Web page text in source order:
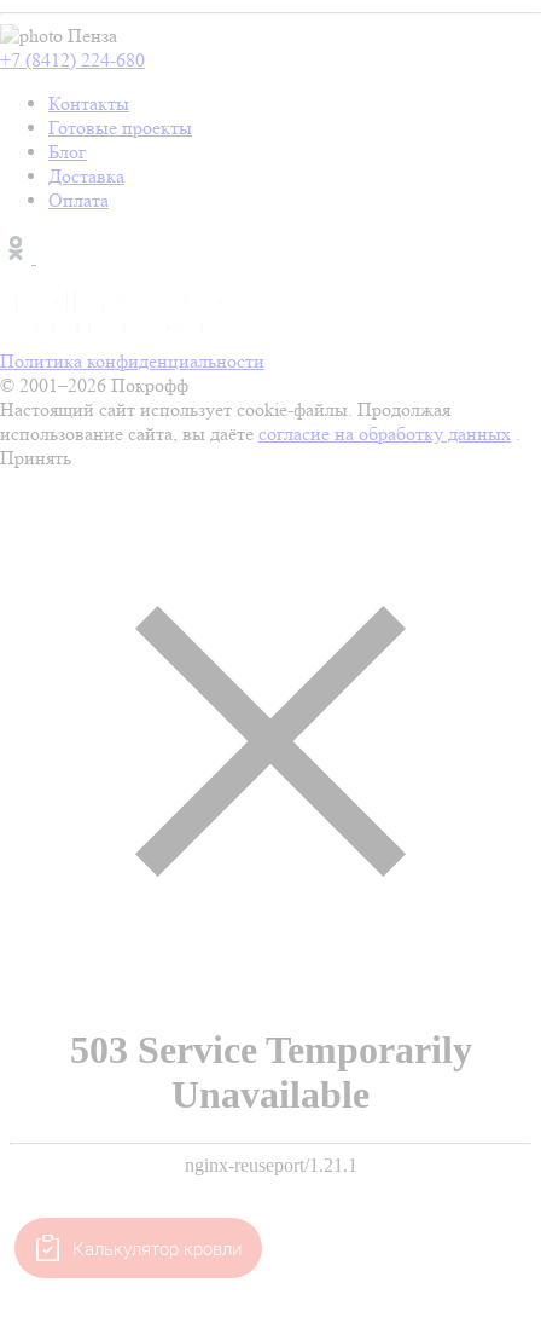
Пенза
+7 (8412) 224-680
Контакты
Готовые проекты
Блог
Доставка
Оплата
Политика конфиденциальности
© 2001–2026 Покрофф
Настоящий сайт использует cookie-файлы. Продолжая
использование сайта, вы даёте согласие на обработку данных .
Принять
Калькулятор кровли